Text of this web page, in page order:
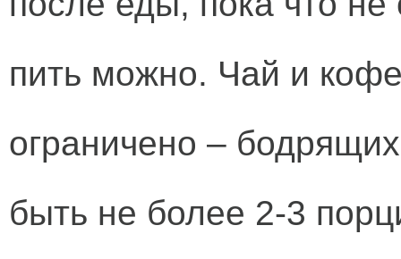
пить можно. Чай и
ограничено –
быть не более 2-3